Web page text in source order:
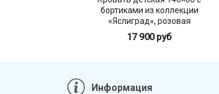
бортиками из коллекции
«Яслиград», розовая
17 900 руб
Информация